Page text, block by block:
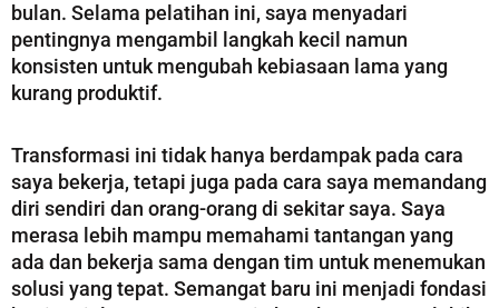
bulan. Selama pelatihan ini, saya menyadari
pentingnya mengambil langkah kecil namun
konsisten untuk mengubah kebiasaan lama yang
kurang produktif.
Transformasi ini tidak hanya berdampak pada cara
saya bekerja, tetapi juga pada cara saya memandang
diri sendiri dan orang-orang di sekitar saya. Saya
merasa lebih mampu memahami tantangan yang
ada dan bekerja sama dengan tim untuk menemukan
solusi yang tepat. Semangat baru ini menjadi fondasi